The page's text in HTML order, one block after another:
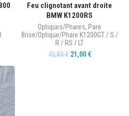
Feu clignotant avant droite
BMW K1200RS
Optiques/Phares, Pare
Brise/Optique/Phare K1200GT / S /
R / RS / LT
42,83€ 21,00 €